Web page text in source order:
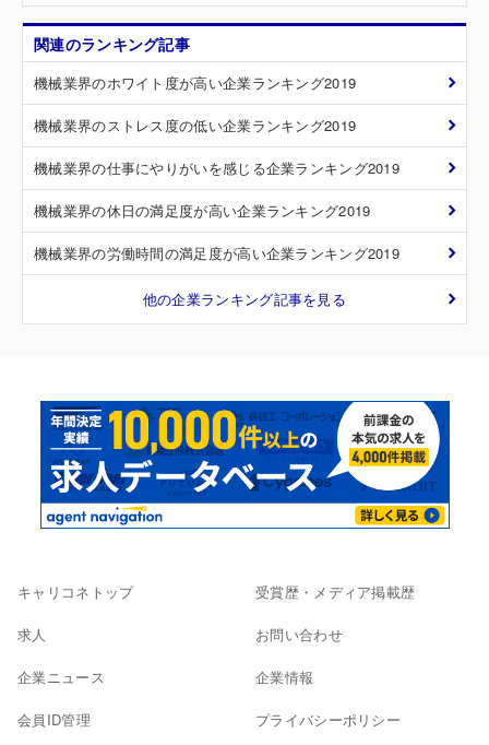
関連のランキング記事
機械業界のホワイト度が高い企業ランキング2019
機械業界のストレス度の低い企業ランキング2019
機械業界の仕事にやりがいを感じる企業ランキング2019
機械業界の休日の満足度が高い企業ランキング2019
機械業界の労働時間の満足度が高い企業ランキング2019
他の企業ランキング記事を見る
キャリコネトップ
求人
企業ニュース
会員ID管理
受賞歴・メディア掲載歴
お問い合わせ
企業情報
プライバシーポリシー